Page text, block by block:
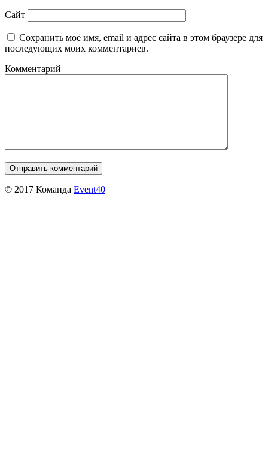
Сайт
Сохранить моё имя, email и адрес сайта в этом браузере для
последующих моих комментариев.
Комментарий
© 2017 Команда Event40